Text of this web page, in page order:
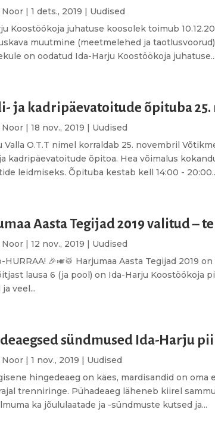
Noor | 1 dets., 2019 | Uudised
Koostöökoja juhatuse koosolek toimub
muutmine (meetmelehed ja
on oodatud Ida-Harju Koostöökoja
ja kadripäevatoitude õpituba 25.
Noor | 18 nov., 2019 | Uudised
Valla O.T.T nimel korraldab 25. novembril
kadripäevatoitude õpitoa. Hea võimalus
leidmiseks. Õpituba kestab kell 14:00 -
Aasta Tegijad 2019 valitud –
Noor | 12 nov., 2019 | Uudised
🎉🎺🥁 Harjumaa Aasta Tegijad 2019
lausa 6 (ja pool) on Ida-Harju
veel...
sündmused Ida-Harju
Noor | 1 nov., 2019 | Uudised
hingedeaeg on käes, mardisandid on
trenniringe. Pühadeaeg läheneb kiirel
ka jõululaatade ja -sündmuste kutsed ja...